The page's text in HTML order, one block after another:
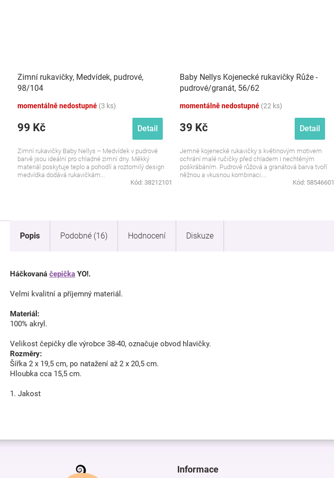
Zimní rukavičky, Medvídek, pudrové,
98/104
momentálně nedostupné (3 ks)
99 Kč Detail
Zimní rukavičky Baby Nellys – Medvídek v pudrové
barvě jsou ideální pro chladné zimní dny. Měkký
materiál poskytuje teplo a pohodlí a roztomilý design
medvídka dodává rukavičkám...
Kód: 38212101
Baby Nellys Kojenecké rukavičky Růže -
pudrové/granát, 56/62
momentálně nedostupné (22 ks)
39 Kč Detail
Jemné kojenecké rukavičky s květinovým motivem
ochrání malé ručičky před chladem i nechtěným
poškrábáním. Pudrově růžová a granátová barva tvoří
něžnou a vkusnou kombinaci....
Kód: 58546601
Popis Podobné (16) Hodnocení Diskuze
Háčkovaná čepička YO!.
Velmi kvalitní a příjemný materiál.
Materiál:
100% akryl.
Velikost čepičky dle výrobce 38-40, označuje obvod hlavičky.
Rozměry:
Šířka 2 x 19,5 cm, po natažení až 2 x 20,5 cm.
Hloubka cca 15,5 cm.
1. Jakost
Z
Informace